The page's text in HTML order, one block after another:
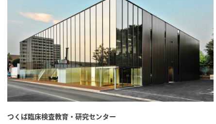
つくば臨床検査教育・研究センター